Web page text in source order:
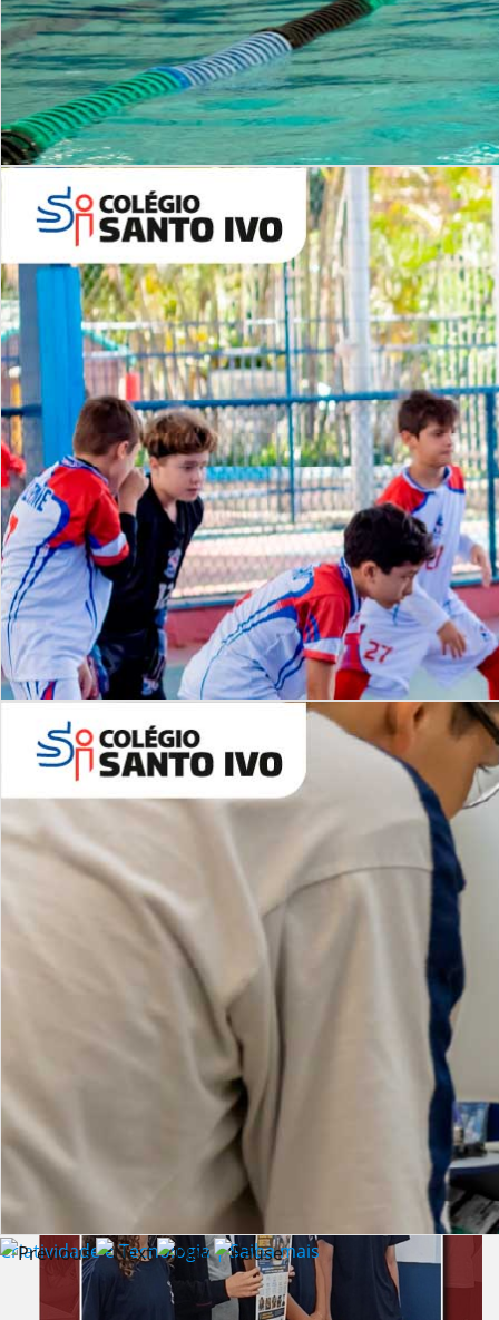
Período Integral | Saiba mais
Desafios | Saiba mais
Criatividade e Tecnologia | Saiba mais
INSTITUCIONAL
Lista de vídeos
NOSSOCANAL